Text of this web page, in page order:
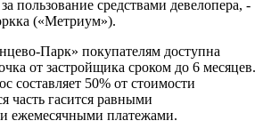
пользование средствами девелопера, -
(«Метриум»).
Парк» покупателям доступна
от застройщика сроком до 6 месяцев.
составляет 50% от стоимости
часть гасится равными
ежемесячными платежами.